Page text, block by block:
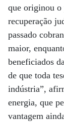
que originou o
recuperação
passado
maior,
beneficiados
de que toda
indústria”,
energia, que
vantagem